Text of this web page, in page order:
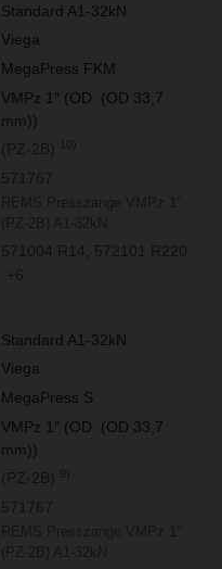
Standard A1-32kN
Viega
MegaPress FKM
VMPz 1″ (OD: (OD 33,7
mm))
(PZ-2B)
10)
571767
571004 R14
572101 R220
+6
Standard A1-32kN
Viega
MegaPress S
VMPz 1″ (OD: (OD 33,7
mm))
(PZ-2B)
9)
571767